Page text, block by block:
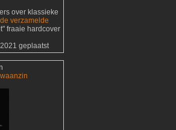
over klassieke
verzamelde
fraaie hardcover
geplaatst